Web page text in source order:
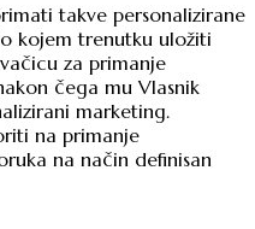
takve personalizirane
kojem trenutku uložiti
za primanje
čega mu Vlasnik
marketing.
na primanje
na način definisan